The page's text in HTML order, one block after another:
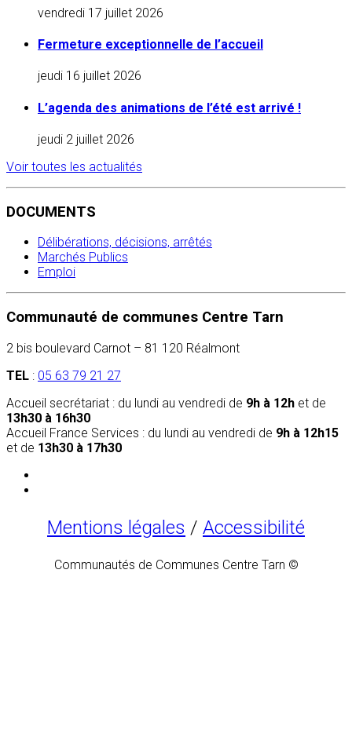
vendredi 17 juillet 2026
Fermeture exceptionnelle de l’accueil
jeudi 16 juillet 2026
L’agenda des animations de l’été est arrivé !
jeudi 2 juillet 2026
Voir toutes les actualités
DOCUMENTS
Délibérations, décisions, arrêtés
Marchés Publics
Emploi
Communauté de communes Centre Tarn
2 bis boulevard Carnot – 81 120 Réalmont
TEL : 05 63 79 21 27
Accueil secrétariat : du lundi au vendredi de 9h à 12h et de
13h30 à 16h30
Accueil France Services : du lundi au vendredi de 9h à 12h15
et de 13h30 à 17h30
Mentions légales / Accessibilité
Communautés de Communes Centre Tarn ©